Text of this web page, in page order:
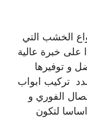
الخشب التي
على خبرة عالية
و توفيرها
تركيب ابواب
الفوري و
لتكون